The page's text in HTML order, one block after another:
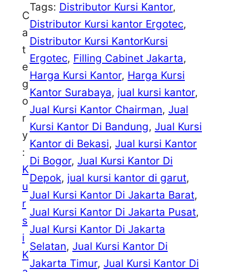
C
a
t
e
g
o
r
y
:
K
u
r
s
i
K
Tags: Distributor Kursi Kantor
Distributor Kursi kantor Ergotec
Distributor Kursi KantorKursi
Ergotec, Filling Cabinet Jakarta
Harga Kursi Kantor, Harga Kursi
Kantor Surabaya, jual kursi kantor
Jual Kursi Kantor Chairman, Jual
Kursi Kantor Di Bandung, Jual Kursi
Kantor di Bekasi, Jual kursi Kantor
Di Bogor, Jual Kursi Kantor Di
Depok, jual kursi kantor di garut
Jual Kursi Kantor Di Jakarta Barat
Jual Kursi Kantor Di Jakarta Pusat
Jual Kursi Kantor Di Jakarta
Selatan, Jual Kursi Kantor Di
Jakarta Timur, Jual Kursi Kantor Di